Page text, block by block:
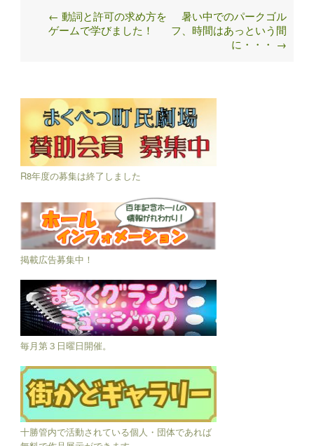
Post
navigation
← 動詞と許可の求め方を
ゲームで学びました！
暑い中でのパークゴル
フ、時間はあっという間
に・・・ →
R8年度の募集は終了しました
掲載広告募集中！
毎月第３日曜日開催。
十勝管内で活動されている個人・団体であれば